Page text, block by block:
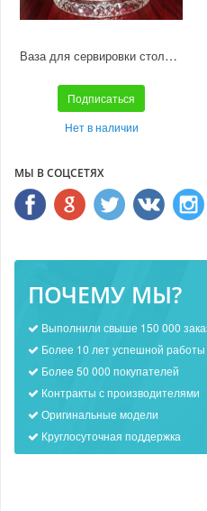
Ваза для сервировки стола 3В 10290 3 1000/31
Подписаться
Нет в наличии
МЫ В СОЦСЕТЯХ
ПОЧЕМУ МЫ?
Выполнили свыше 150 000
Более 10 лет успешной работы
Более 50 000 покупателей
Контракты с производителями
Оригинальные модели
Круглосуточная поддержка